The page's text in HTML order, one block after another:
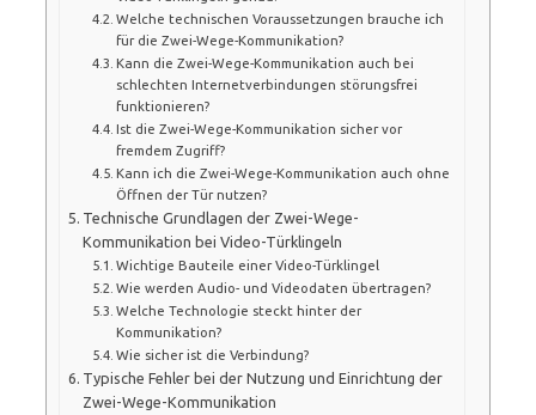
Welche technischen Voraussetzungen brauche ich
für die Zwei-Wege-Kommunikation?
Kann die Zwei-Wege-Kommunikation auch bei
schlechten Internetverbindungen störungsfrei
funktionieren?
Ist die Zwei-Wege-Kommunikation sicher vor
fremdem Zugriff?
Kann ich die Zwei-Wege-Kommunikation auch ohne
Öffnen der Tür nutzen?
Technische Grundlagen der Zwei-Wege-
Kommunikation bei Video-Türklingeln
Wichtige Bauteile einer Video-Türklingel
Wie werden Audio- und Videodaten übertragen?
Welche Technologie steckt hinter der
Kommunikation?
Wie sicher ist die Verbindung?
Typische Fehler bei der Nutzung und Einrichtung der
Zwei-Wege-Kommunikation